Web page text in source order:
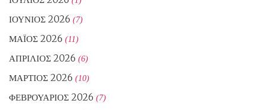
ΙΟΎΝΙΟΣ 2026 (7)
ΜΆΙΟΣ 2026 (11)
ΑΠΡΊΛΙΟΣ 2026 (6)
ΜΆΡΤΙΟΣ 2026 (10)
ΦΕΒΡΟΥΆΡΙΟΣ 2026 (7)